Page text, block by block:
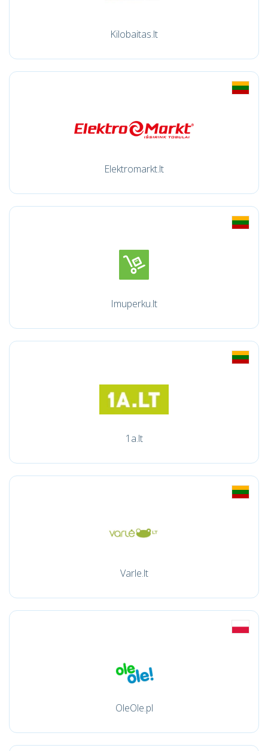
Kilobaitas.lt
Elektromarkt.lt
Imuperku.lt
1a.lt
Varle.lt
OleOle.pl